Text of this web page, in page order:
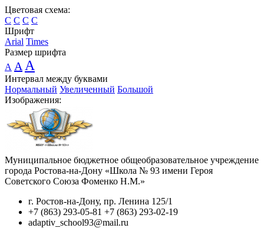
Цветовая схема:
C C C C
Шрифт
Arial Times
Размер шрифта
A A A
Интервал между буквами
Нормальный Увеличенный Большой
Изображения:
Муниципальное бюджетное общеобразовательное учреждение
города Ростова-на-Дону «Школа № 93 имени Героя
Советского Союза Фоменко Н.М.»
г. Ростов-на-Дону, пр. Ленина 125/1
+7 (863) 293-05-81 +7 (863) 293-02-19
adaptiv_school93@mail.ru